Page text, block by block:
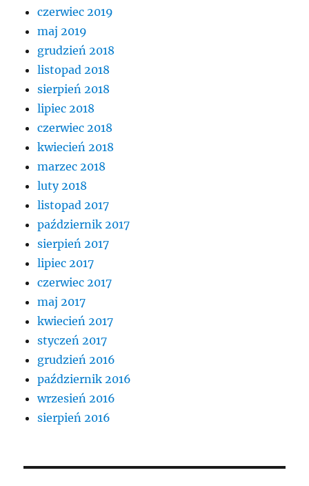
czerwiec 2019
maj 2019
grudzień 2018
listopad 2018
sierpień 2018
lipiec 2018
czerwiec 2018
kwiecień 2018
marzec 2018
luty 2018
listopad 2017
październik 2017
sierpień 2017
lipiec 2017
czerwiec 2017
maj 2017
kwiecień 2017
styczeń 2017
grudzień 2016
październik 2016
wrzesień 2016
sierpień 2016